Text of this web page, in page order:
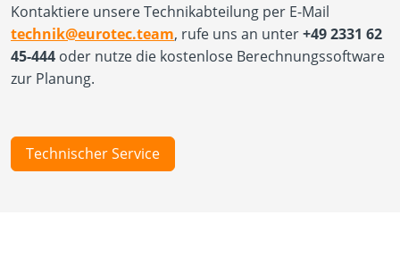
Kontaktiere unsere Technikabteilung per E-Mail
technik@eurotec.team, rufe uns an unter+49 2331 62
45-444 oder nutze die kostenlose Berechnungssoftware
zur Planung.
Technischer Service